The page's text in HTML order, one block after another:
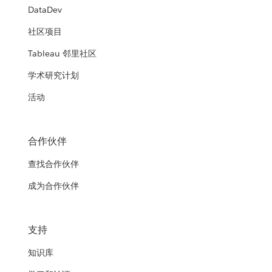
DataDev
社区项目
Tableau 邻里社区
学术研究计划
活动
合作伙伴
查找合作伙伴
成为合作伙伴
支持
知识库